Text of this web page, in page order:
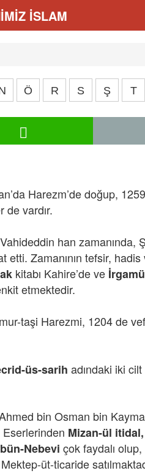
İSLAM
Ö R S Ş T
Harezm’de doğup,
de vardır.
han
Zamanının tefsir,
kitabı Kahire’de ve
etmektedir.
taşi Harezmi, 1204 de
üs-sarih adındaki iki cilt
bin Osman bin
Eserlerinden Mizan-ül itidal,
Nebevi çok faydalı
üt-ticaride